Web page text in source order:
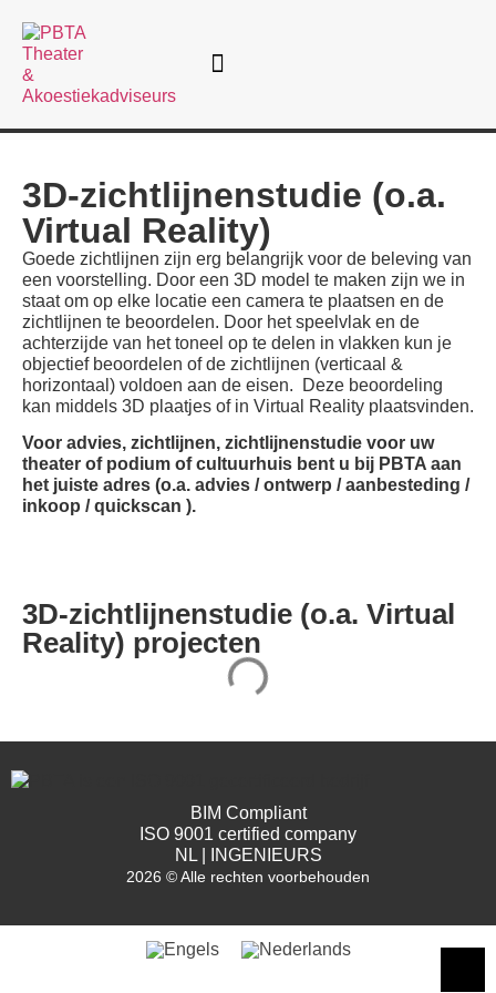
3D-zichtlijnenstudie (o.a.
Virtual Reality)
Goede zichtlijnen zijn erg belangrijk voor de beleving van
een voorstelling. Door een 3D model te maken zijn we in
staat om op elke locatie een camera te plaatsen en de
zichtlijnen te beoordelen. Door het speelvlak en de
achterzijde van het toneel op te delen in vlakken kun je
objectief beoordelen of de zichtlijnen (verticaal &
horizontaal) voldoen aan de eisen. Deze beoordeling
kan middels 3D plaatjes of in Virtual Reality plaatsvinden.
Voor advies, zichtlijnen, zichtlijnenstudie voor uw
theater of podium of cultuurhuis bent u bij PBTA aan
het juiste adres (o.a. advies / ontwerp / aanbesteding /
inkoop / quickscan ).
3D-zichtlijnenstudie (o.a. Virtual
Reality) projecten
2026 © Alle rechten voorbehouden
BIM Compliant
ISO 9001 certified company
NL | INGENIEURS